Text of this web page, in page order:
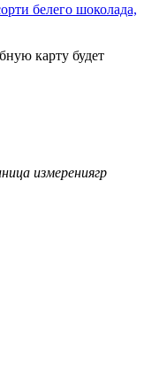
белего шоколада,
карту будет
измерениягр